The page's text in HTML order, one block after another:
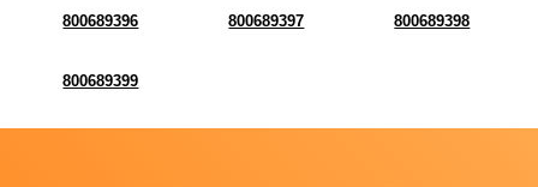
800689396 800689397 800689398
800689399